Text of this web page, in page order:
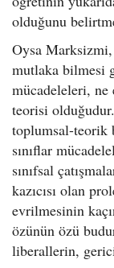
olduğunu
Oysa
mutlaka bilmesi
mücadeleleri,
teorisi
toplumsal-teorik
sınıflar
sınıfsal
kazıcısı olan
evrilmesinin
özünün özü
liberallerin,